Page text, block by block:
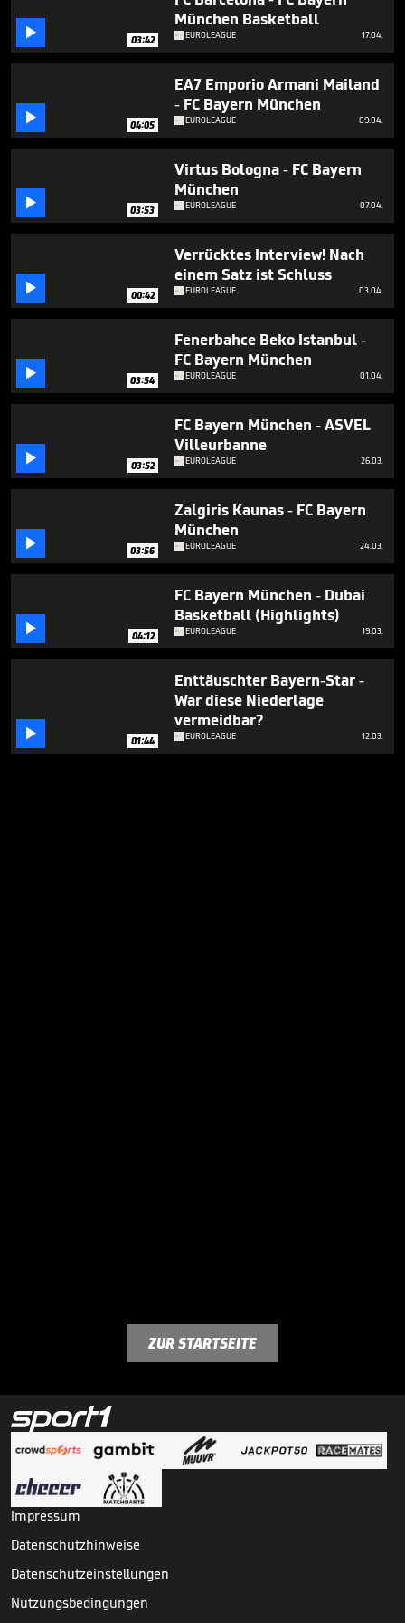
12
seconds
 03:42
München Basketball
EUROLEAGUE 17.04.
 04:05
EA7 Emporio Armani Mailand
- FC Bayern München
EUROLEAGUE 09.04.
 03:53
Virtus Bologna - FC Bayern
München
EUROLEAGUE 07.04.
 00:42
Verrücktes Interview! Nach
einem Satz ist Schluss
EUROLEAGUE 03.04.
 03:54
Fenerbahce Beko Istanbul -
FC Bayern München
EUROLEAGUE 01.04.
 03:52
FC Bayern München - ASVEL
Villeurbanne
EUROLEAGUE 26.03.
 03:56
Zalgiris Kaunas - FC Bayern
München
EUROLEAGUE 24.03.
 04:12
FC Bayern München - Dubai
Basketball (Highlights)
EUROLEAGUE 19.03.
 01:44
Enttäuschter Bayern-Star -
War diese Niederlage
vermeidbar?
EUROLEAGUE 12.03.
ZUR STARTSEITE
Impressum
Datenschutzhinweise
Datenschutzeinstellungen
Nutzungsbedingungen